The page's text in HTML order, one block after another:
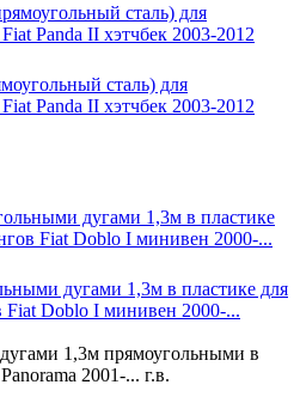
сталь) для
Panda II хэтчбек 2003-2012
дугами 1,3м в пластике для
Fiat Doblo I минивен 2000-...
1,3м прямоугольными в
2001-... г.в.